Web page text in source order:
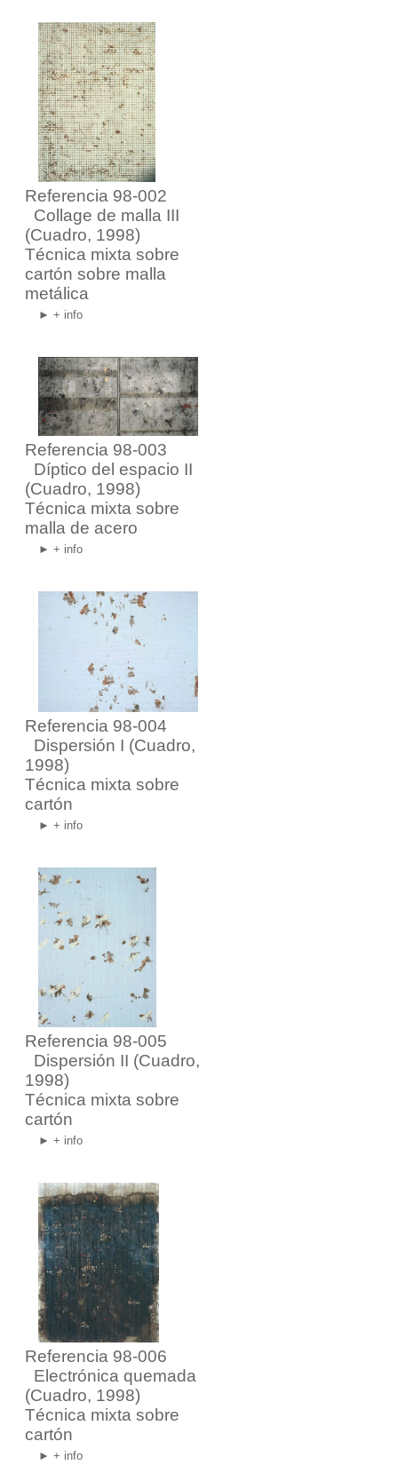
Referencia 98-002
Collage de malla III
(Cuadro, 1998)
Técnica mixta sobre
cartón sobre malla
metálica
► + info
Referencia 98-003
Díptico del espacio II
(Cuadro, 1998)
Técnica mixta sobre
malla de acero
► + info
Referencia 98-004
Dispersión I (Cuadro,
1998)
Técnica mixta sobre
cartón
► + info
Referencia 98-005
Dispersión II (Cuadro,
1998)
Técnica mixta sobre
cartón
► + info
Referencia 98-006
Electrónica quemada
(Cuadro, 1998)
Técnica mixta sobre
cartón
► + info